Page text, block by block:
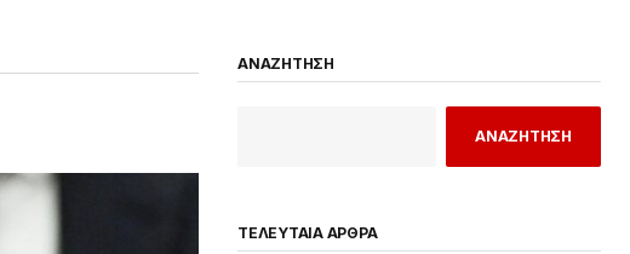
ΑΝΑΖΗΤΗΣΗ
ΑΝΑΖΗΤΗΣΗ
ΤΕΛΕΥΤΑΙΑ ΑΡΘΡΑ